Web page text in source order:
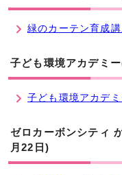
緑のカーテン育成
子ども環境アカデミ
子ども環境アカデ
ゼロカーボンシティ
月22日)